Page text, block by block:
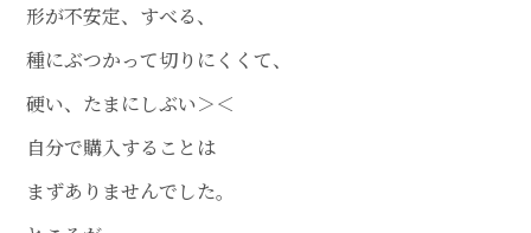
形が不安定、すべる、
種にぶつかって切りにくくて、
硬い、たまにしぶい＞＜
自分で購入することは
まずありませんでした。